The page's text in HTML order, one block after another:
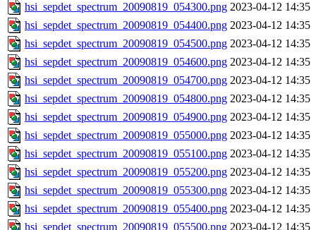
hsi_sepdet_spectrum_20090819_054300.png 2023-04-12 14:35
hsi_sepdet_spectrum_20090819_054400.png 2023-04-12 14:35
hsi_sepdet_spectrum_20090819_054500.png 2023-04-12 14:35
hsi_sepdet_spectrum_20090819_054600.png 2023-04-12 14:35
hsi_sepdet_spectrum_20090819_054700.png 2023-04-12 14:35
hsi_sepdet_spectrum_20090819_054800.png 2023-04-12 14:35
hsi_sepdet_spectrum_20090819_054900.png 2023-04-12 14:35
hsi_sepdet_spectrum_20090819_055000.png 2023-04-12 14:35
hsi_sepdet_spectrum_20090819_055100.png 2023-04-12 14:35
hsi_sepdet_spectrum_20090819_055200.png 2023-04-12 14:35
hsi_sepdet_spectrum_20090819_055300.png 2023-04-12 14:35
hsi_sepdet_spectrum_20090819_055400.png 2023-04-12 14:35
hsi_sepdet_spectrum_20090819_055500.png 2023-04-12 14:35